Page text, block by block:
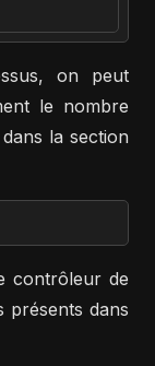
on peut
le nombre
la section
contrôleur de
présents dans